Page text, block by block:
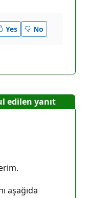
Yes No
edilen yanıt
aşağıda